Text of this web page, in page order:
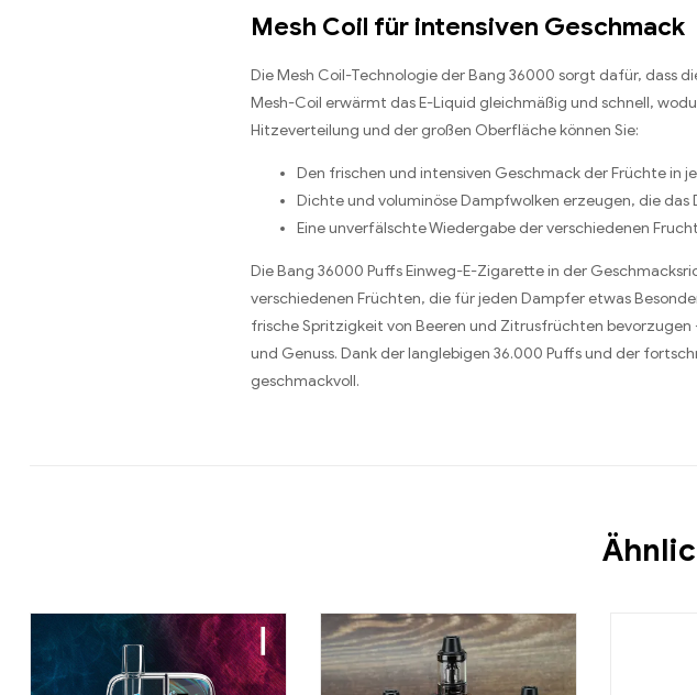
Mesh Coil für intensiven Geschmack
Die Mesh Coil-Technologie der Bang 36000 sorgt dafür, dass
Mesh-Coil erwärmt das E-Liquid gleichmäßig und schnell,
Hitzeverteilung und der großen Oberfläche können Sie:
Den frischen und intensiven Geschmack der Früchte in
Dichte und voluminöse Dampfwolken erzeugen, die
Eine unverfälschte Wiedergabe der verschiedenen
Die Bang 36000 Puffs Einweg-E-Zigarette in der
verschiedenen Früchten, die für jeden Dampfer etwas
frische Spritzigkeit von Beeren und Zitrusfrüchten bevorzugen
und Genuss. Dank der langlebigen 36.000 Puffs und der
geschmackvoll.